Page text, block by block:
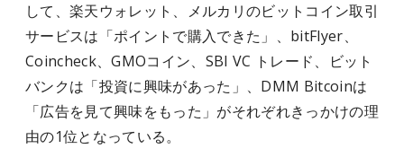
して、楽天ウォレット、メルカリのビットコイン取引
サービスは「ポイントで購入できた」、bitFlyer、
Coincheck、GMOコイン、SBI VC トレード、ビット
バンクは「投資に興味があった」、DMM Bitcoinは
「広告を見て興味をもった」がそれぞれきっかけの理
由の1位となっている。